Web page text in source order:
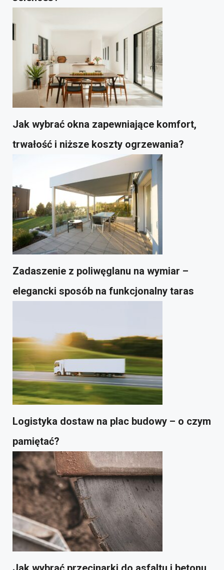
Jak wybrać okna zapewniające komfort,
trwałość i niższe koszty ogrzewania?
Zadaszenie z poliwęglanu na wymiar –
elegancki sposób na funkcjonalny taras
Logistyka dostaw na plac budowy – o czym
pamiętać?